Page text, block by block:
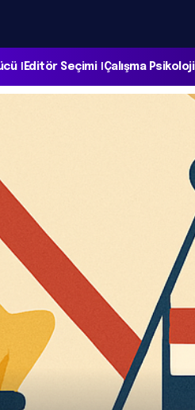
Editör Seçimi Çalışma